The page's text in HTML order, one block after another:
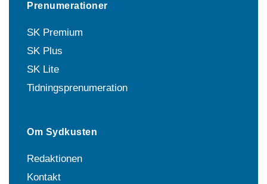
Prenumerationer
SK Premium
SK Plus
SK Lite
Tidningsprenumeration
Om Sydkusten
Redaktionen
Kontakt